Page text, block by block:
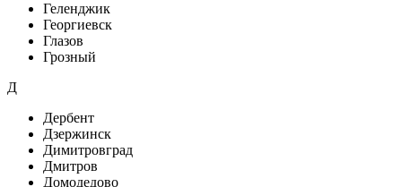
Геленджик
Георгиевск
Глазов
Грозный
Д
Дербент
Дзержинск
Димитровград
Дмитров
Домодедово